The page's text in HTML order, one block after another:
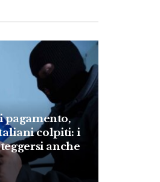
pagamento,
colpiti: i
anche